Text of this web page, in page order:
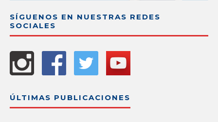
SÍGUENOS EN NUESTRAS REDES
SOCIALES
ÚLTIMAS PUBLICACIONES